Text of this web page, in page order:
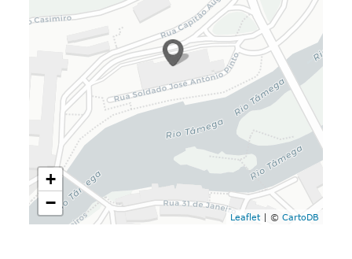
+
−
Leaflet| © CartoDB